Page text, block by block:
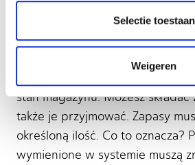
Selectie toestaan
Weigeren
wydajna trasa? Znasz ją.
czego potrzebują na czas, a
szczęśliwi.
stan magazynu. Możesz
także je przyjmować. Zapasy
określoną ilość. Co to oznacza?
wymienione w systemie muszą